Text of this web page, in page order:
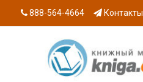
888-564-4664 Контакты